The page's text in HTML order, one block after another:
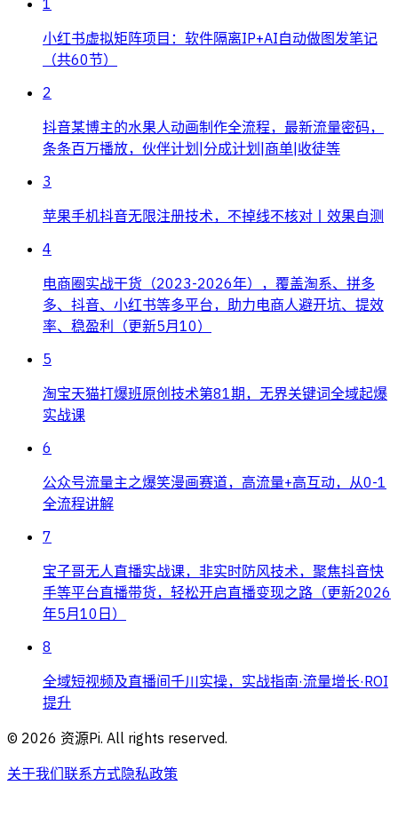
小红书虚拟矩阵项目：软件隔离IP+AI自动做图发笔记
（共60节）
2
抖音某博主的水果人动画制作全流程，最新流量密码，
条条百万播放，伙伴计划|分成计划|商单|收徒等
3
苹果手机抖音无限注册技术，不掉线不核对丨效果自测
4
电商圈实战干货（2023-2026年），覆盖淘系、拼多
多、抖音、小红书等多平台，助力电商人避开坑、提效
率、稳盈利（更新5月10）
5
淘宝天猫打爆班原创技术第81期，无界关键词全域起爆
实战课
6
公众号流量主之爆笑漫画赛道，高流量+高互动，从0-1
全流程讲解
7
宝子哥无人直播实战课，非实时防风技术，聚焦抖音快
手等平台直播带货，轻松开启直播变现之路（更新2026
年5月10日）
8
全域短视频及直播间千川实操，实战指南·流量增长·ROI
提升
© 2026 资源Pi. All rights reserved.
关于我们联系方式隐私政策